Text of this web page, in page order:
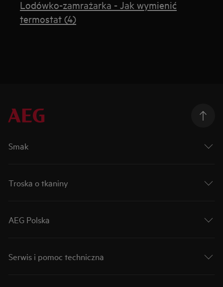
Lodówko-zamrażarka - Jak wymienić
termostat (4)
Smak
Troska o tkaniny
AEG Polska
Serwis i pomoc techniczna